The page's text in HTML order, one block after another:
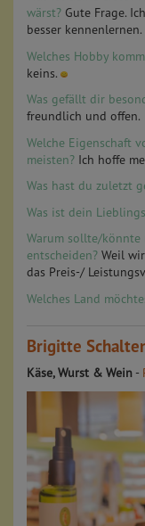
wärst? Gute Frage.
besser kennenlernen.
Welches Hobby
keins.
Was gefällt dir
freundlich und offen.
Welche Eigenschaft
meisten? Ich hoffe
Was hast du zuletzt
Was ist dein
Warum sollte/könnte
entscheiden? Weil
das Preis-/
Welches Land
Brigitte
Käse, Wurst & Wein -